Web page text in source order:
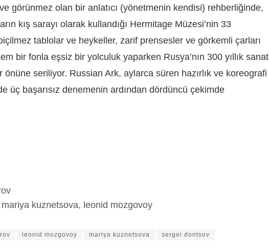
görünmez olan bir anlatıcı (yönetmenin kendisi) rehberliğinde,
kış sarayı olarak kullandığı Hermitage Müzesi’nin 33
tablolar ve heykeller, zarif prensesler ve görkemli çarları
bir fonla eşsiz bir yolculuk yaparken Rusya’nın 300 yıllık sanat
önüne seriliyor. Russian Ark, aylarca süren hazırlık ve koreografi
üç başarısız denemenin ardından dördüncü çekimde
kuznetsova, leonid mozgovoy
leonid mozgovoy mariya kuznetsova sergei dontsov